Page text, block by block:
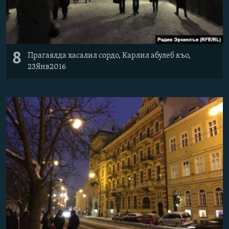
8
Прагаялда хасалил сордо, Карлил абулеб къо,
23Янв2016